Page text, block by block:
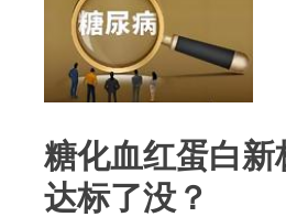
糖化血红蛋白
达标了没？